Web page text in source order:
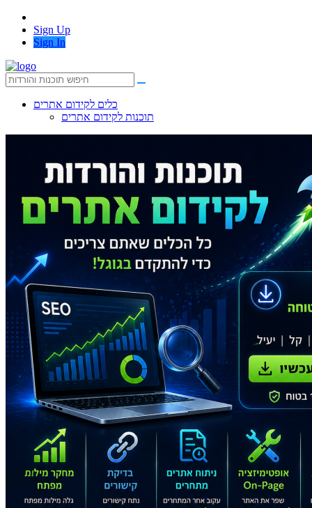
Sign Up
Sign In
כלים לקידום אתרים
תוכנות לקידום אתרים